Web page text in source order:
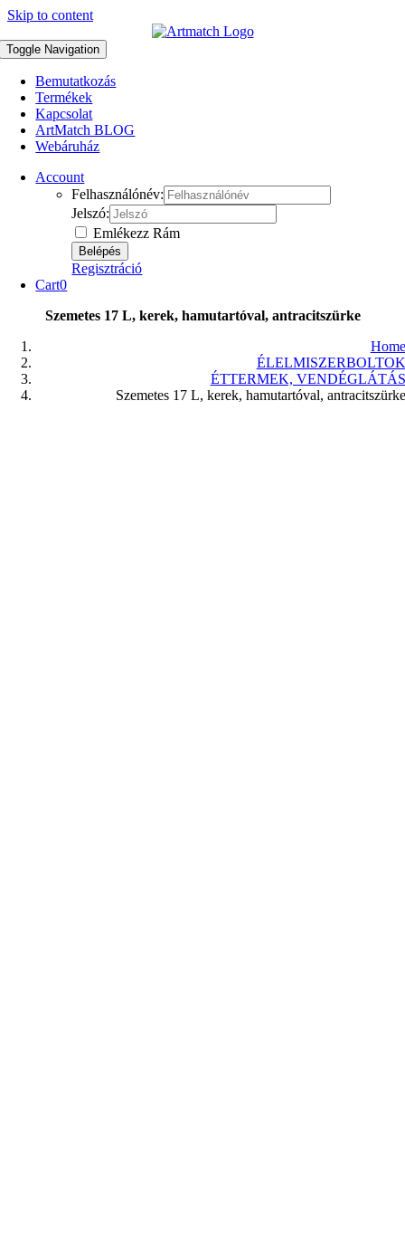
Skip to content
Toggle Navigation
Bemutatkozás
Termékek
Kapcsolat
ArtMatch BLOG
Webáruház
Account
Felhasználónév:
Jelszó:
Emlékezz Rám
Regisztráció
Cart0
Szemetes 17 L, kerek, hamutartóval, antracitszürke
Home
ÉLELMISZERBOLTOK
ÉTTERMEK, VENDÉGLÁTÁS
Szemetes 17 L, kerek, hamutartóval, antracitszürke